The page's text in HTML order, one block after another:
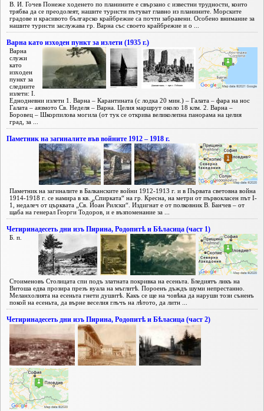
В. И. Гочев Понеже ходенето по планините е свързано с известни трудности, които
трябва да се преодолеят, нашите туристи пътуват главно из планините. Морските
градове и красивото българско крайбрежие са почти забравени. Особено внимание за
нашите туристи заслужава гр. Варна със своето крайбрежие и о ...
Варна като изходен пункт за излети (1935 г.)
Варна
служи
като
изходен
пункт за
следните
излети: I.
Еднодневни излети 1. Варна – Карантината (с лодка 20 мин.) – Галата – фара на нос
Галата – аязмото Св. Неделя – Варна. Целия маршрут около 18 клм. 2. Варна –
Боровец – Шкорпилова могила (от тук се открива великолепна панорама на целия
град, за ...
Паметник на загиналите във войните 1912 – 1918 г.
Паметник на загиналите в Балканските войни 1912-1913 г. и в Първата световна война
1914-1918 г. се намира в кв. „Спирката“ на гр. Кресна, на метри от първокласен път I-
1, недалеч от църквата „Св. Йоан Рилски“. Издигнат е от полковник В. Банчев – от
щаба на генерал Георги Тодоров, и е възпоменание за ...
Четиринадесеть дни изъ Пирина, Родопитѣ и Бѣласица (част 1)
Б. п.
Стоименовъ Столицата спи подъ златната покривка на есеньта. Бледиятъ ликъ на
Витоша едва прозира презъ вуала на мъглитѣ. Пороенъ дъждъ шуми непрестанно.
Меланхолията на есеньта гнети душитѣ. Какъ се ще на човѣка да наруши този съненъ
покой на есеньта, да върне веселия глъчъ на лѣтото, да литн ...
Четиринадесеть дни изъ Пирина, Родопитѣ и Бѣласица (част 2)